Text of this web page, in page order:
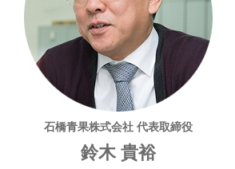
石橋青果株式会社 代表取締役
鈴木 貴裕